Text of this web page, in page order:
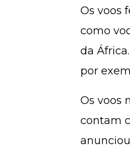
Os voos
como
da
por
Os voos
contam